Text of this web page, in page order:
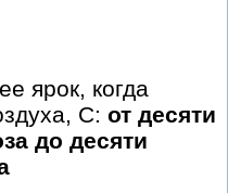
ярок, когда
С: от десяти
до десяти